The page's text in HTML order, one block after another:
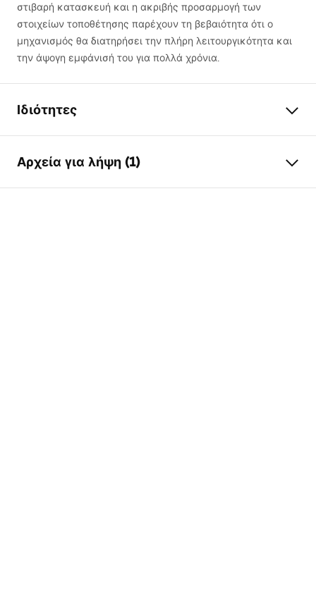
στιβαρή κατασκευή και η ακριβής προσαρμογή των
στοιχείων τοποθέτησης παρέχουν τη βεβαιότητα ότι ο
μηχανισμός θα διατηρήσει την πλήρη λειτουργικότητα και
την άψογη εμφάνισή του για πολλά χρόνια.
Ιδιότητες
Υλικό
Ύψος
155mm
Αρχεία για λήψη (1)